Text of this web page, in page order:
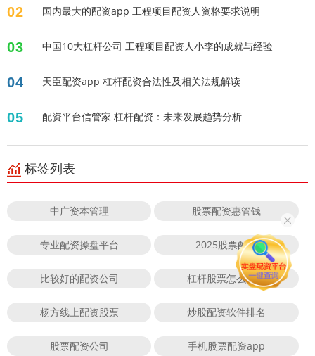
02 国内最大的配资app 工程项目配资人资格要求说明
03 中国10大杠杆公司 工程项目配资人小李的成就与经验
04 天臣配资app 杠杆配资合法性及相关法规解读
05 配资平台信管家 杠杆配资：未来发展趋势分析
标签列表
中广资本管理 股票配资惠管钱
专业配资操盘平台 2025股票配资
比较好的配资公司 杠杆股票怎么开通
杨方线上配资股票 炒股配资软件排名
股票配资公司 手机股票配资app